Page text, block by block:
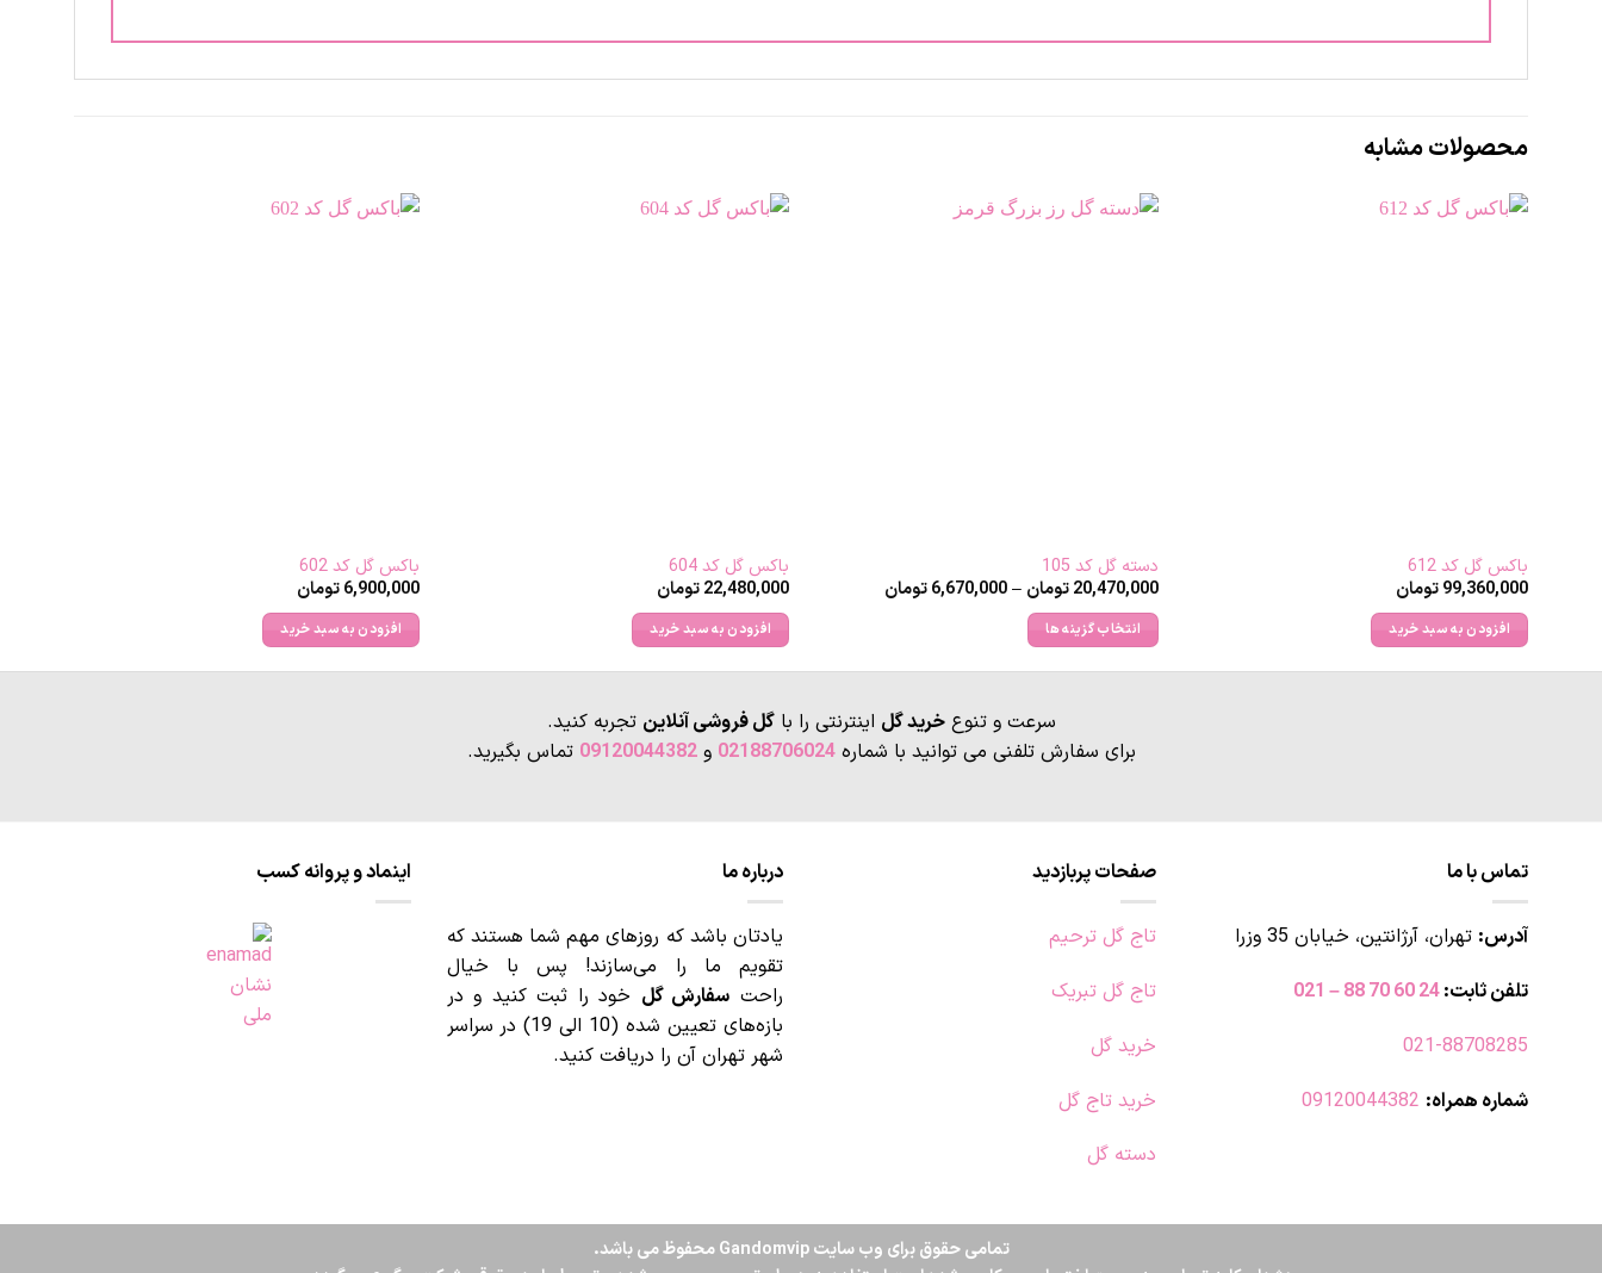
محصولات مشابه
باکس گل کد 612
99,360,000تومان
افزودن به سبد خرید
دسته گل کد 105
20,470,000تومان –
6,670,000تومانPrice
range:
6,670,000 تومان انتخاب گزینه ها
مختلفی
ها
ممکن
است
صفحه
انتخاب
باکس گل کد 604
22,480,000تومان
افزودن به سبد خرید
باکس گل کد 602
6,900,000تومان
افزودن به سبد خرید
سرعت و تنوعخرید گل اینترنتی را باگل فروشی آنلاین تجربه کنید.
برای سفارش تلفنی می توانید با شماره02188706024 و09120044382 تماس بگیرید.
تماس با ما
آدرس: تهران، آرژانتین، خیابان 35 وزرا
تلفن ثابت:24 60 70 88 – 021
021-88708285
شماره همراه: 09120044382
صفحات پربازدید
تاج گل ترحیم
تاج گل تبریک
خرید گل
خرید تاج گل
دسته گل
درباره ما
یادتان باشد که روزهای مهم شما هستند که
تقویم ما را می‌سازند! پس با خیال
راحت سفارش گل خود را ثبت کنید و در
بازه‌های تعیین شده (10 الی 19) در سراسر
شهر تهران آن را دریافت کنید.
اینماد و پروانه کسب
تمامی حقوق برای وب سایت Gandomvip محفوظ می باشد.